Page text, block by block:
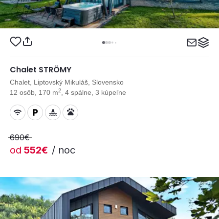
Chalet STRÖMY
Chalet, Liptovský Mikuláš, Slovensko
12 osôb, 170 m2 , 4 spálne, 3 kúpeľne
690€
od 552€ / noc